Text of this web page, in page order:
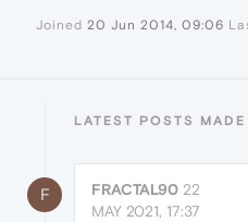
Joined 20 Jun 2014, 09:06
LATEST POSTS
F FRACTAL90 22
MAY 2021, 17:37